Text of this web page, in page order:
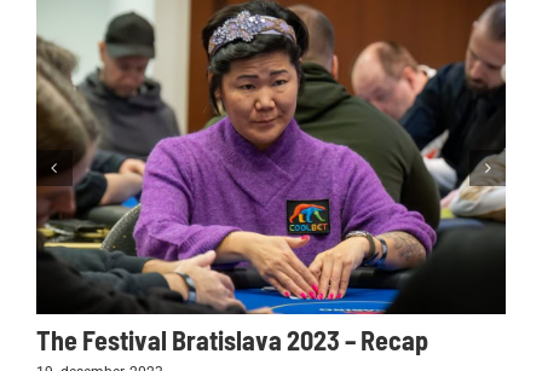
The Festival Bratislava 2023 – Recap